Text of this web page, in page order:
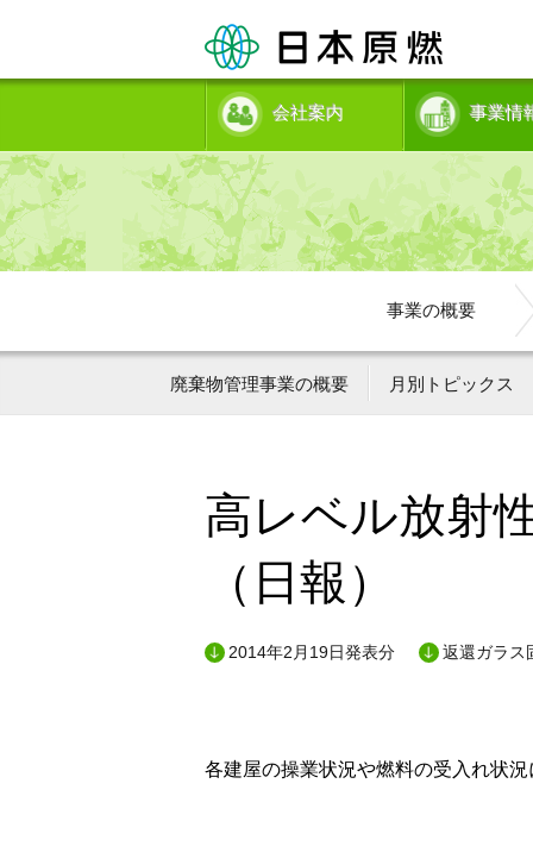
会社案内 事業情
事業の概要
廃棄物管理事業の概要 月別トピックス
高レベル放射
（日報）
2014年2月19日発表分 返還ガラス
各建屋の操業状況や燃料の受入れ状